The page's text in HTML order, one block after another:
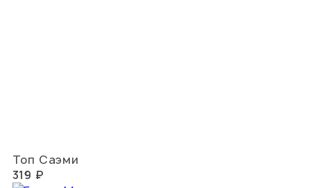
Топ Саэми
319 ₽